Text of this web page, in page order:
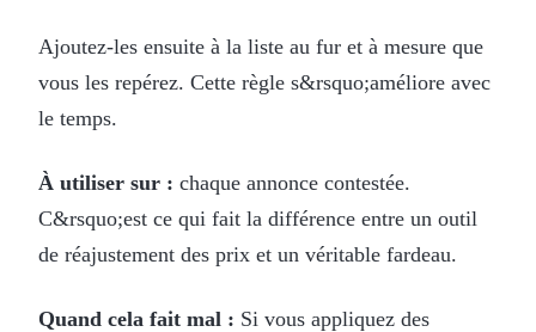
Ajoutez-les ensuite à la liste au fur et à mesure que
vous les repérez. Cette règle s&rsquo;améliore avec
le temps.
À utiliser sur : chaque annonce contestée.
C&rsquo;est ce qui fait la différence entre un outil
de réajustement des prix et un véritable fardeau.
Quand cela fait mal : Si vous appliquez des